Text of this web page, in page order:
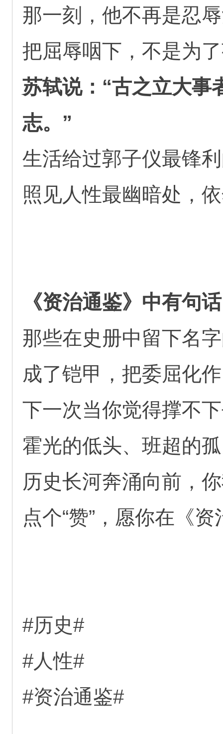
那一刻，他不再是忍
把屈辱咽下，不是为
苏轼说：“古之立大事
志。”
生活给过郭子仪最锋
照见人性最幽暗处，
《资治通鉴》中有句
那些在史册中留下名
成了铠甲，把委屈化
下一次当你觉得撑不
霍光的低头、班超的
历史长河奔涌向前，
点个“赞”，愿你在《
#历史#
#人性#
#资治通鉴#